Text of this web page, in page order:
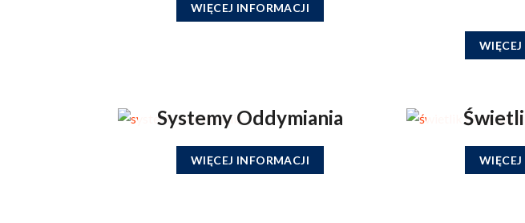
WIĘCEJ INFORMACJI
Systemy Oddymiania
WIĘCEJ INFORMACJI